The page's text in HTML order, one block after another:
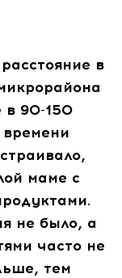
в
в 90-150
времени
маме с
не было, а
часто не
тем